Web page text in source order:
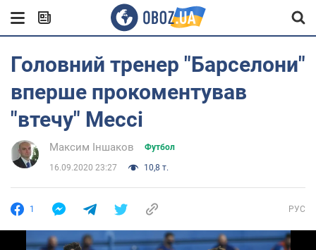
Головний тренер "Барселони"
вперше прокоментував
"втечу" Мессі
Максим Іншаков Футбол
16.09.2020 23:27 10,8 т.
1 РУС